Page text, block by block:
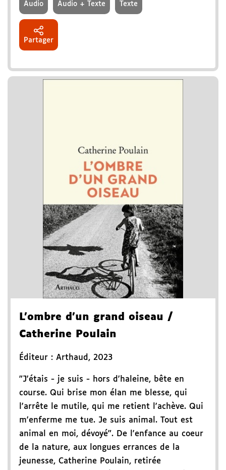
Audio Audio + Texte Texte
Partager
L'ombre d'un grand oiseau /
Catherine Poulain
Éditeur : Arthaud , 2023
"J'étais - je suis - hors d'haleine, bête en
course. Qui brise mon élan me blesse, qui
l'arrête le mutile, qui me retient l'achève. Qui
m'enferme me tue. Je suis animal. Tout est
animal en moi, dévoyé". De l'enfance au coeur
de la nature, aux longues errances de la
jeunesse, Catherine Poulain, retirée